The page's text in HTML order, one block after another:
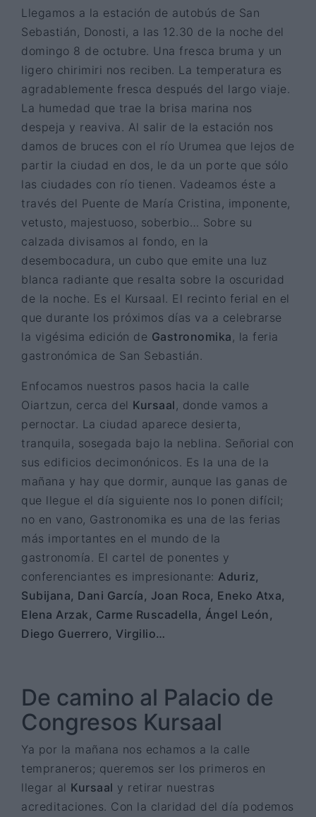
Llegamos a la estación de autobús de San
Sebastián, Donosti, a las 12.30 de la noche del
domingo 8 de octubre. Una fresca bruma y un
ligero chirimiri nos reciben. La temperatura es
agradablemente fresca después del largo viaje.
La humedad que trae la brisa marina nos
despeja y reaviva. Al salir de la estación nos
damos de bruces con el río Urumea que lejos de
partir la ciudad en dos, le da un porte que sólo
las ciudades con río tienen. Vadeamos éste a
través del Puente de María Cristina, imponente,
vetusto, majestuoso, soberbio… Sobre su
calzada divisamos al fondo, en la
desembocadura, un cubo que emite una luz
blanca radiante que resalta sobre la oscuridad
de la noche. Es el Kursaal. El recinto ferial en el
que durante los próximos días va a celebrarse
la vigésima edición de Gastronomika , la feria
gastronómica de San Sebastián.
Enfocamos nuestros pasos hacia la calle
Oiartzun, cerca del Kursaal , donde vamos a
pernoctar. La ciudad aparece desierta,
tranquila, sosegada bajo la neblina. Señorial con
sus edificios decimonónicos. Es la una de la
mañana y hay que dormir, aunque las ganas de
que llegue el día siguiente nos lo ponen difícil;
no en vano, Gastronomika es una de las ferias
más importantes en el mundo de la
gastronomía. El cartel de ponentes y
conferenciantes es impresionante: Aduriz,
Subijana, Dani García, Joan Roca, Eneko Atxa,
Elena Arzak, Carme Ruscadella, Ángel León,
Diego Guerrero, Virgilio…
De camino al Palacio de
Congresos Kursaal
Ya por la mañana nos echamos a la calle
tempraneros; queremos ser los primeros en
llegar al Kursaal y retirar nuestras
acreditaciones. Con la claridad del día podemos